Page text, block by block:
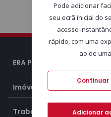
ERA Portugal
Imóveis
Trabalhar na ERA
Pode adicionar
seu ecrã inicial do
acesso
rápido, com uma
ao de
Continuar
Adicionar